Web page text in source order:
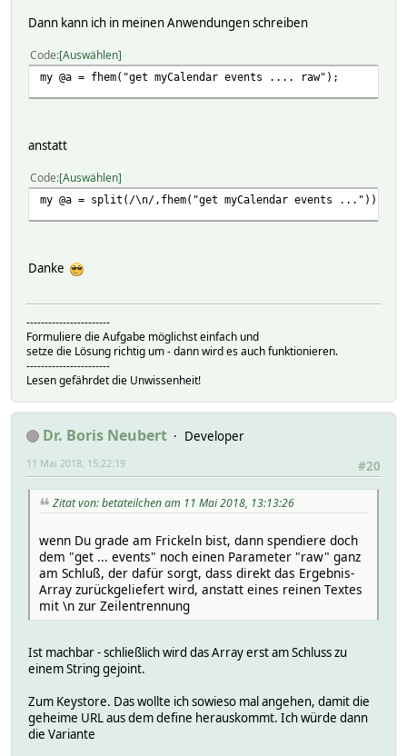
Dann kann ich in meinen Anwendungen schreiben
Code Auswählen
my @a = fhem("get myCalendar events .... raw");
anstatt
Code Auswählen
my @a = split(/\n/,fhem("get myCalendar events ..."));
Danke
-----------------------
Formuliere die Aufgabe möglichst einfach und
setze die Lösung richtig um - dann wird es auch funktionieren.
-----------------------
Lesen gefährdet die Unwissenheit!
Dr. Boris Neubert
Developer
#20
11 Mai 2018, 15:22:19
Zitat von: betateilchen am 11 Mai 2018, 13:13:26
wenn Du grade am Frickeln bist, dann spendiere doch
dem "get ... events" noch einen Parameter "raw" ganz
am Schluß, der dafür sorgt, dass direkt das Ergebnis-
Array zurückgeliefert wird, anstatt eines reinen Textes
mit \n zur Zeilentrennung
Ist machbar - schließlich wird das Array erst am Schluss zu
einem String gejoint.
Zum Keystore. Das wollte ich sowieso mal angehen, damit die
geheime URL aus dem define herauskommt. Ich würde dann
die Variante